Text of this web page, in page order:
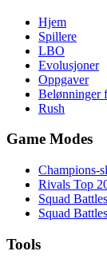
Hjem
Spillere
LBO
Evolusjoner
Oppgaver
Belønninger
Rush
Game Modes
Champions-
Rivals Top
Squad
Squad
Tools